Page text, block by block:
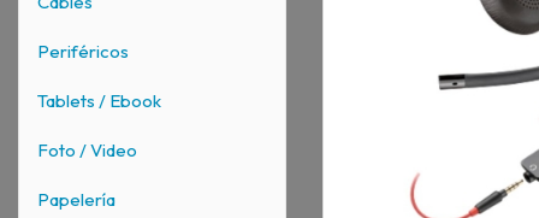
Periféricos
Tablets / Ebook
Foto / Video
Papelería